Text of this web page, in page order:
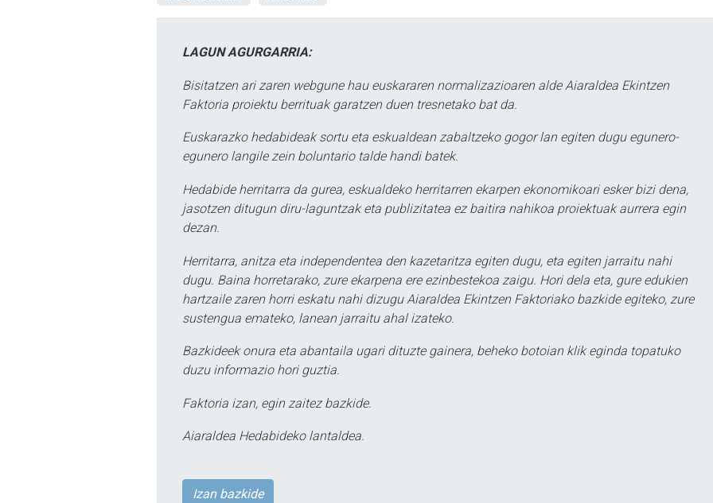
LAGUN AGURGARRIA:
Bisitatzen ari zaren webgune hau euskararen normalizazioaren alde Aiaraldea Ekintzen
Faktoria proiektu berrituak garatzen duen tresnetako bat da.
Euskarazko hedabideak sortu eta eskualdean zabaltzeko gogor lan egiten dugu egunero-
egunero langile zein boluntario talde handi batek.
Hedabide herritarra da gurea, eskualdeko herritarren ekarpen ekonomikoari esker bizi dena,
jasotzen ditugun diru-laguntzak eta publizitatea ez baitira nahikoa proiektuak aurrera egin
dezan.
Herritarra, anitza eta independentea den kazetaritza egiten dugu, eta egiten jarraitu nahi
dugu. Baina horretarako, zure ekarpena ere ezinbestekoa zaigu. Hori dela eta, gure edukien
hartzaile zaren horri eskatu nahi dizugu Aiaraldea Ekintzen Faktoriako bazkide egiteko, zure
sustengua emateko, lanean jarraitu ahal izateko.
Bazkideek onura eta abantaila ugari dituzte gainera, beheko botoian klik eginda topatuko
duzu informazio hori guztia.
Faktoria izan, egin zaitez bazkide.
Aiaraldea Hedabideko lantaldea.
Izan bazkide